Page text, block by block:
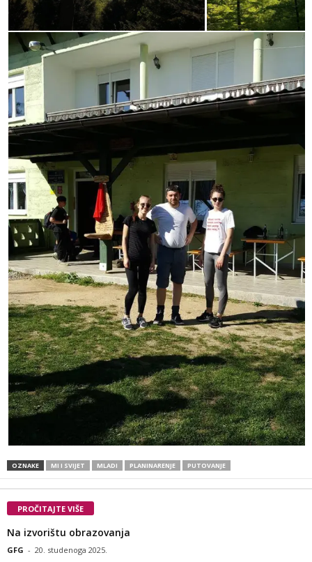
OZNAKE MI I SVIJET MLADI PLANINARENJE PUTOVANJE
PROČITAJTE VIŠE
Na izvorištu obrazovanja
GFG - 20. studenoga 2025.